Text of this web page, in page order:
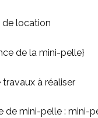
de location
de la mini-pelle}
à réaliser
de mini-pelle : mini-